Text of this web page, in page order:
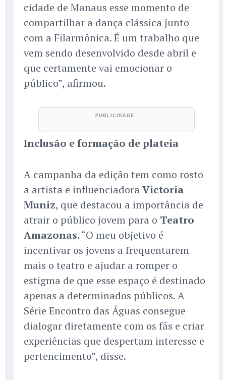
cidade de Manaus esse momento de
compartilhar a dança clássica junto
com a Filarmônica. É um trabalho que
vem sendo desenvolvido desde abril e
que certamente vai emocionar o
público”, afirmou.
Inclusão e formação de plateia
A campanha da edição tem como rosto
a artista e influenciadora Victoria
Muniz, que destacou a importância de
atrair o público jovem para o Teatro
Amazonas. “O meu objetivo é
incentivar os jovens a frequentarem
mais o teatro e ajudar a romper o
estigma de que esse espaço é destinado
apenas a determinados públicos. A
Série Encontro das Águas consegue
dialogar diretamente com os fãs e criar
experiências que despertam interesse e
pertencimento”, disse.